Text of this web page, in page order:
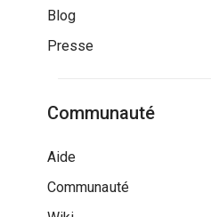
Blog
Presse
Communauté
Aide
Communauté